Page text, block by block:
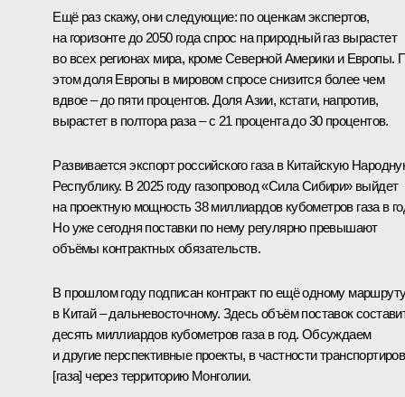
Ещё раз скажу, они следующие: по оценкам экспертов,
на горизонте до 2050 года спрос на природный газ вырастет
во всех регионах мира, кроме Северной Америки и Европы.
этом доля Европы в мировом спросе снизится более чем
вдвое – до пяти процентов. Доля Азии, кстати, напротив,
вырастет в полтора раза – с 21 процента до 30 процентов.
Развивается экспорт российского газа в Китайскую
Республику. В 2025 году газопровод «Сила Сибири» выйдет
на проектную мощность 38 миллиардов кубометров газа в
Но уже сегодня поставки по нему регулярно превышают
объёмы контрактных обязательств.
В прошлом году подписан контракт по ещё одному
в Китай – дальневосточному. Здесь объём поставок
десять миллиардов кубометров газа в год. Обсуждаем
и другие перспективные проекты, в частности
[газа] через территорию Монголии.